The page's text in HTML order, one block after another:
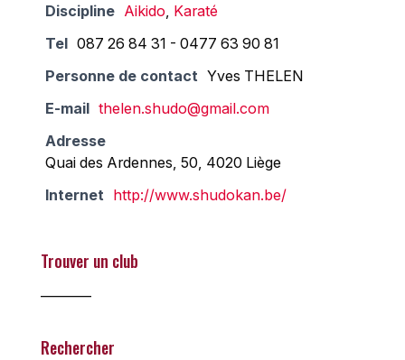
Discipline Aikido, Karaté
Tel 087 26 84 31 - 0477 63 90 81
Personne de contact Yves THELEN
E-mail thelen.shudo@gmail.com
Adresse
Quai des Ardennes, 50, 4020 Liège
Internet http://www.shudokan.be/
Trouver un club
Rechercher